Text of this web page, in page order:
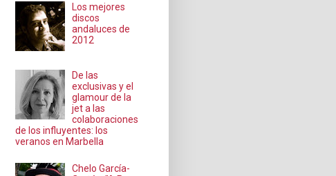
Los mejores
discos
andaluces de
2012
De las
exclusivas y el
glamour de la
jet a las
colaboraciones
de los influyentes: los
veranos en Marbella
Chelo García-